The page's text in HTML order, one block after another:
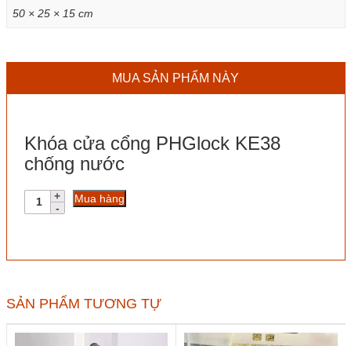
50 × 25 × 15 cm
MUA SẢN PHẨM NÀY
Khóa cửa cổng PHGlock KE38
chống nước
Khóa
lượng
Mua hàng
SẢN PHẨM TƯƠNG TỰ